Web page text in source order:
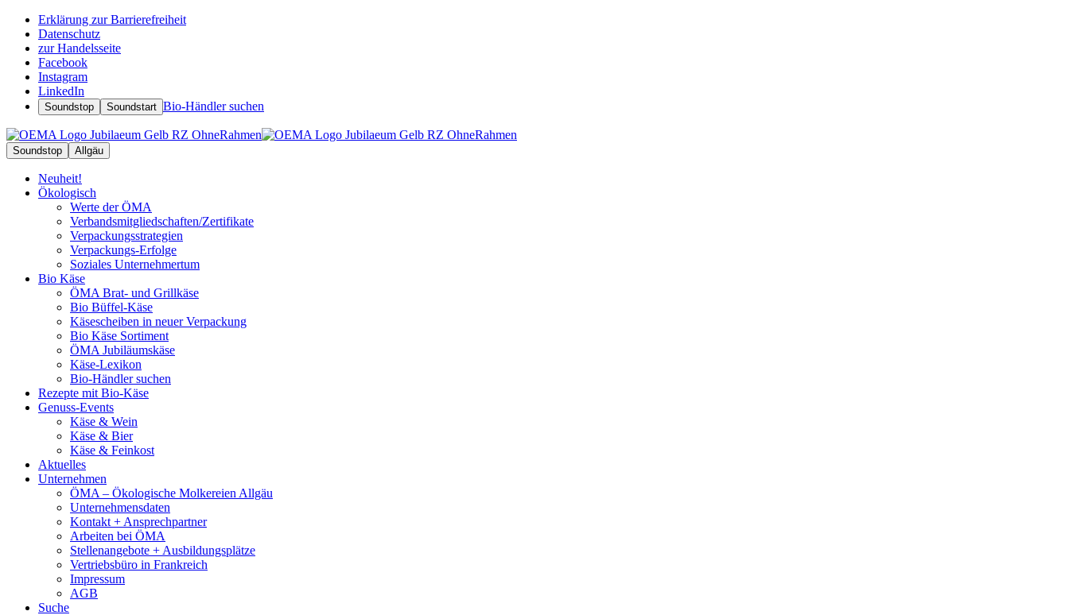
Erklärung zur Barrierefreiheit
Datenschutz
zur Handelsseite
Facebook
Instagram
LinkedIn
Soundstop Soundstart Bio-Händler suchen
Soundstop Allgäu
Neuheit!
Ökologisch
Werte der ÖMA
Verbandsmitgliedschaften/Zertifikate
Verpackungsstrategien
Verpackungs-Erfolge
Soziales Unternehmertum
Bio Käse
ÖMA Brat- und Grillkäse
Bio Büffel-Käse
Käsescheiben in neuer Verpackung
Bio Käse Sortiment
ÖMA Jubiläumskäse
Käse-Lexikon
Bio-Händler suchen
Rezepte mit Bio-Käse
Genuss-Events
Käse & Wein
Käse & Bier
Käse & Feinkost
Aktuelles
Unternehmen
ÖMA – Ökologische Molkereien Allgäu
Unternehmensdaten
Kontakt + Ansprechpartner
Arbeiten bei ÖMA
Stellenangebote + Ausbildungsplätze
Vertriebsbüro in Frankreich
Impressum
AGB
Suche